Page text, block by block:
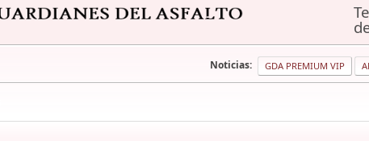
Noticias: GDA PREMIUM VIP